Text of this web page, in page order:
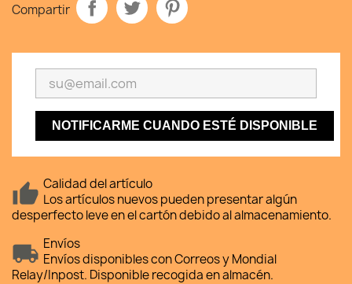
Compartir
NOTIFICARME CUANDO ESTÉ DISPONIBLE
Calidad del artículo
Los artículos nuevos pueden presentar algún
desperfecto leve en el cartón debido al almacenamiento.
Envíos
Envíos disponibles con Correos y Mondial
Relay/Inpost. Disponible recogida en almacén.